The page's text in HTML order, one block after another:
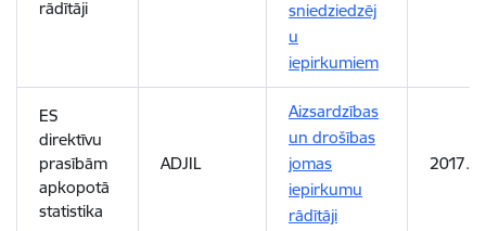
rādītāji
sniedziedzēj
u
iepirkumiem
ES
direktīvu
prasībām
apkopotā
statistika
ADJIL
Aizsardzības
un drošības
jomas
iepirkumu
rādītāji
2017.